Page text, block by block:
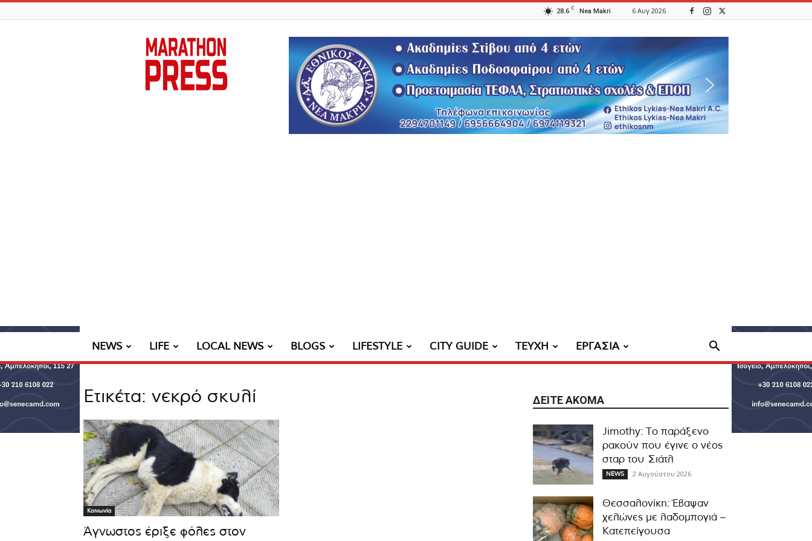
28.6 C Nea Makri 6 Αυγ 2026
Marathon
Press
NEWS LIFE LOCAL NEWS BLOGS LIFESTYLE CITY GUIDE ΤΕΥΧΗ ΕΡΓΑΣΙΑ
Ετικέτα: νεκρό σκυλί
Κοινωνία
Άγνωστος έριξε φόλες στον
ΔΕΊΤΕ ΑΚΌΜΑ
Jimothy: Το παράξενο
ρακούν που έγινε ο νέος
σταρ του Σιάτλ
NEWS 2 Αυγούστου 2026
Θεσσαλονίκη: Έβαψαν
χελώνες με λαδομπογιά –
Κατεπείγουσα